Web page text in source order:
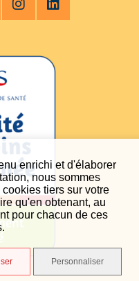
enrichi et d'élaborer
nous sommes
tiers sur votre
qu'en obtenant, au
pour chacun de ces
Personnaliser